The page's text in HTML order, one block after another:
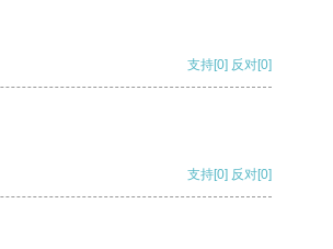
支持[0] 反对[0]
支持[0] 反对[0]